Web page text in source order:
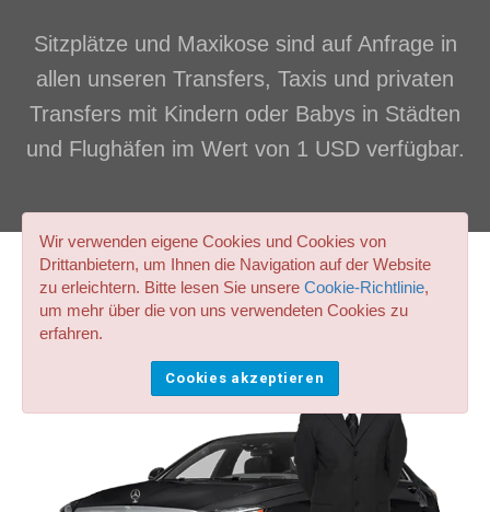
Sitzplätze und Maxikose sind auf Anfrage in
allen unseren Transfers, Taxis und privaten
Transfers mit Kindern oder Babys in Städten
und Flughäfen im Wert von 1 USD verfügbar.
Wir verwenden eigene Cookies und Cookies von
Drittanbietern, um Ihnen die Navigation auf der Website
zu erleichtern. Bitte lesen Sie unsere Cookie-Richtlinie,
um mehr über die von uns verwendeten Cookies zu
erfahren.
Cookies akzeptieren